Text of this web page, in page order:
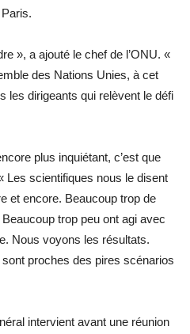
», a ajouté le chef de l’ONU. «
des Nations Unies, à cet
les dirigeants qui relèvent le défi
plus inquiétant, c’est que
Les scientifiques nous le disent
et encore. Beaucoup trop de
trop peu ont agi avec
Nous voyons les résultats.
proches des pires scénarios
intervient avant une réunion